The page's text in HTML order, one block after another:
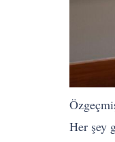
Her şey